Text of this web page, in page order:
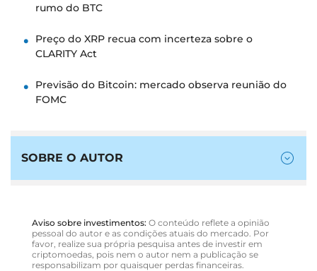
rumo do BTC
Preço do XRP recua com incerteza sobre o
CLARITY Act
Previsão do Bitcoin: mercado observa reunião do
FOMC
SOBRE O AUTOR
Aviso sobre investimentos: O conteúdo reflete a opinião
pessoal do autor e as condições atuais do mercado. Por
favor, realize sua própria pesquisa antes de investir em
criptomoedas, pois nem o autor nem a publicação se
responsabilizam por quaisquer perdas financeiras.